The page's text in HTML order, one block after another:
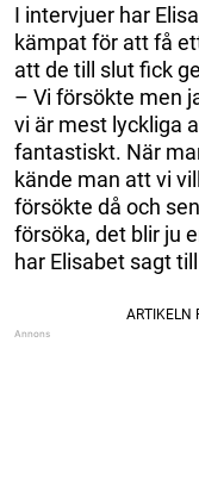
I intervjuer har
kämpat för att få
att de till slut fick
– Vi försökte men
vi är mest lyckliga
fantastiskt. När
kände man att vi
försökte då och
försöka, det blir ju
har Elisabet sagt till